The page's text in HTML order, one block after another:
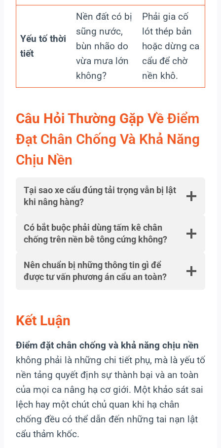
Yếu tố thời
tiết
Nền đất có bị
sũng nước,
bùn nhão do
vừa mưa lớn
không?
Phải gia cố
lót thép bản
hoặc dừng ca
cẩu để chờ
nền khô.
Câu Hỏi Thường Gặp Về Điểm
Đạt Chân Chống Và Khả Năng
Chịu Nền
Tại sao xe cẩu đúng tải trọng vẫn bị lật
khi nâng hàng?
Có bắt buộc phải dùng tấm kê chân
chống trên nền bê tông cứng không?
Nên chuẩn bị những thông tin gì để
được tư vấn phương án cẩu an toàn?
Kết Luận
Điểm đặt chân chống và khả năng chịu nền
không phải là những chi tiết phụ, mà là yếu tố
nền tảng quyết định sự thành bại và an toàn
của mọi ca nâng hạ cơ giới. Một khảo sát sai
lệch hay một chút chủ quan khi hạ chân
chống đều có thể dẫn đến những tai nạn lật
cẩu thảm khốc.